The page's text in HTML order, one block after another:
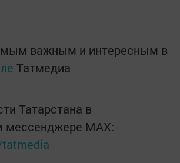
важным и интересным в
Татмедиа
Татарстана в
мессенджере MАХ: